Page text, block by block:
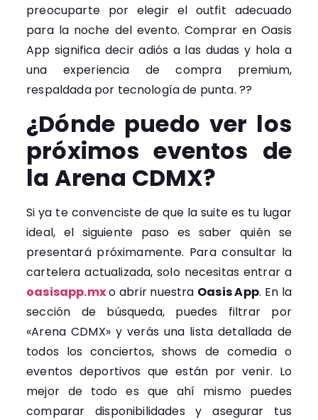
preocuparte por elegir el outfit adecuado
para la noche del evento. Comprar en Oasis
App significa decir adiós a las dudas y hola a
una experiencia de compra premium,
respaldada por tecnología de punta. ??
¿Dónde puedo ver los
próximos eventos de
la Arena CDMX?
Si ya te convenciste de que la suite es tu lugar
ideal, el siguiente paso es saber quién se
presentará próximamente. Para consultar la
cartelera actualizada, solo necesitas entrar a
oasisapp.mxo abrir nuestra Oasis App. En la
sección de búsqueda, puedes filtrar por
«Arena CDMX» y verás una lista detallada de
todos los conciertos, shows de comedia o
eventos deportivos que están por venir. Lo
mejor de todo es que ahí mismo puedes
comparar disponibilidades y asegurar tus